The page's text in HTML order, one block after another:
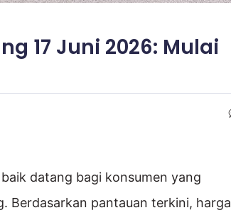
17 Juni 2026: Mulai
datang bagi konsumen yang
Berdasarkan pantauan terkini, harga